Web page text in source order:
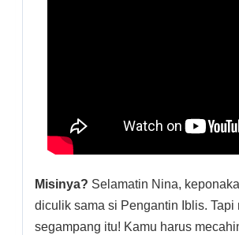
Misinya? Selamatin Nina,
diculik sama si Pengantin Iblis. Tapi
segampang itu! Kamu harus